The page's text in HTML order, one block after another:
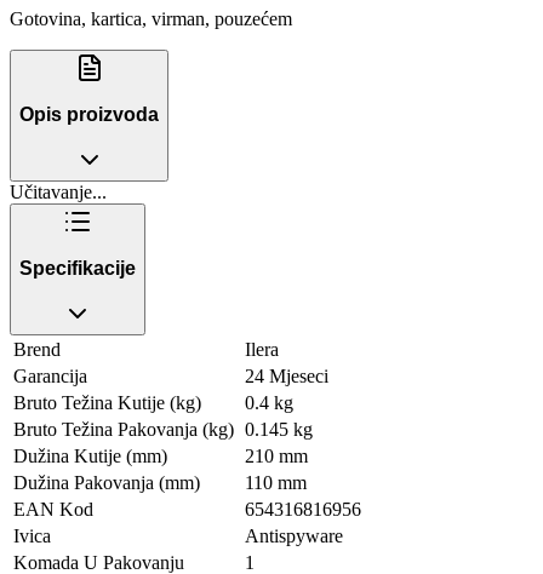
Gotovina, kartica, virman, pouzećem
Opis proizvoda
Učitavanje...
Specifikacije
Brend
Ilera
Garancija
24 Mjeseci
Bruto Težina Kutije (kg)
0.4 kg
Bruto Težina Pakovanja (kg) 0.145 kg
Dužina Kutije (mm)
210 mm
Dužina Pakovanja (mm)
110 mm
EAN Kod
654316816956
Ivica
Antispyware
Komada U Pakovanju
1